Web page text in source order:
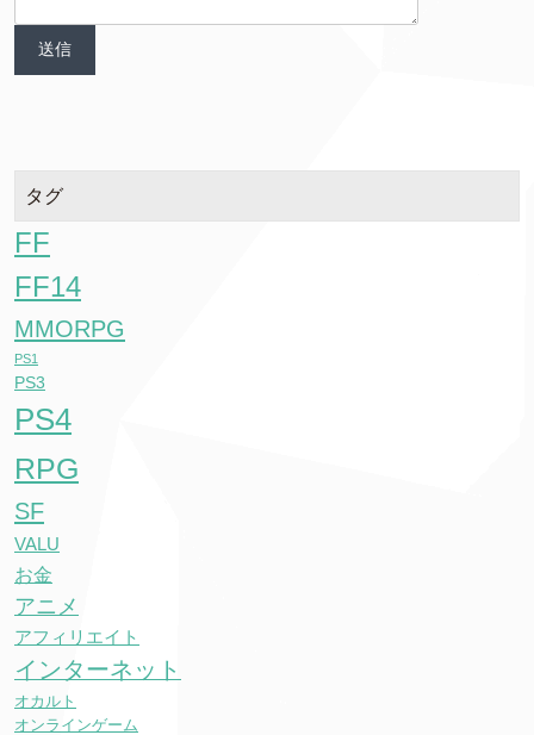
タグ
FF
FF14
MMORPG
PS1
PS3
PS4
RPG
SF
VALU
お金
アニメ
アフィリエイト
インターネット
オカルト
オンラインゲーム